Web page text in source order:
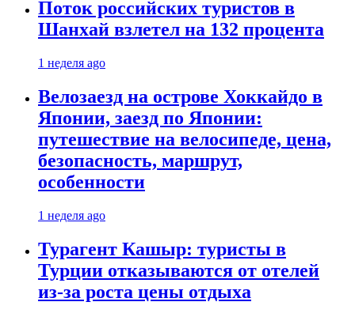
Поток российских туристов в
Шанхай взлетел на 132 процента
1 неделя ago
Велозаезд на острове Хоккайдо в
Японии, заезд по Японии:
путешествие на велосипеде, цена,
безопасность, маршрут,
особенности
1 неделя ago
Турагент Кашыр: туристы в
Турции отказываются от отелей
из-за роста цены отдыха